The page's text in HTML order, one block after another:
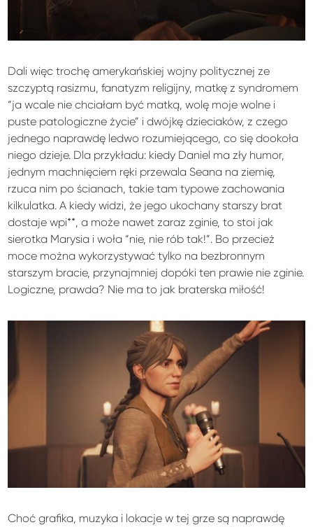
Dali więc trochę amerykańskiej wojny politycznej ze
szczyptą rasizmu, fanatyzm religijny, matkę z syndromem
“ja wcale nie chciałam być matką, wolę moje wolne i
puste patologiczne życie” i dwójkę dzieciaków, z czego
jednego naprawdę ledwo rozumiejącego, co się dookoła
niego dzieje. Dla przykładu: kiedy Daniel ma zły humor,
jednym machnięciem ręki przewala Seana na ziemię,
rzuca nim po ścianach, takie tam typowe zachowania
kilkulatka. A kiedy widzi, że jego ukochany starszy brat
dostaje wpi**, a może nawet zaraz zginie, to stoi jak
sierotka Marysia i woła “nie, nie rób tak!”. Bo przecież
moce można wykorzystywać tylko na bezbronnym
starszym bracie, przynajmniej dopóki ten prawie nie zginie.
Logiczne, prawda? Nie ma to jak braterska miłość!
Choć grafika, muzyka i lokacje w tej grze są naprawdę